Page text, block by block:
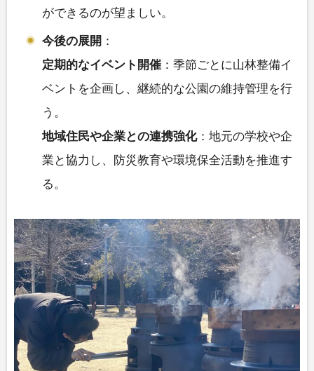
ができるのが望ましい。
今後の展開 ：
定期的なイベント開催 ：季節ごとに山林整備イ
ベントを企画し、継続的な公園の維持管理を行
う。
地域住民や企業との連携強化：地元の学校や企
業と協力し、防災教育や環境保全活動を推進す
る。